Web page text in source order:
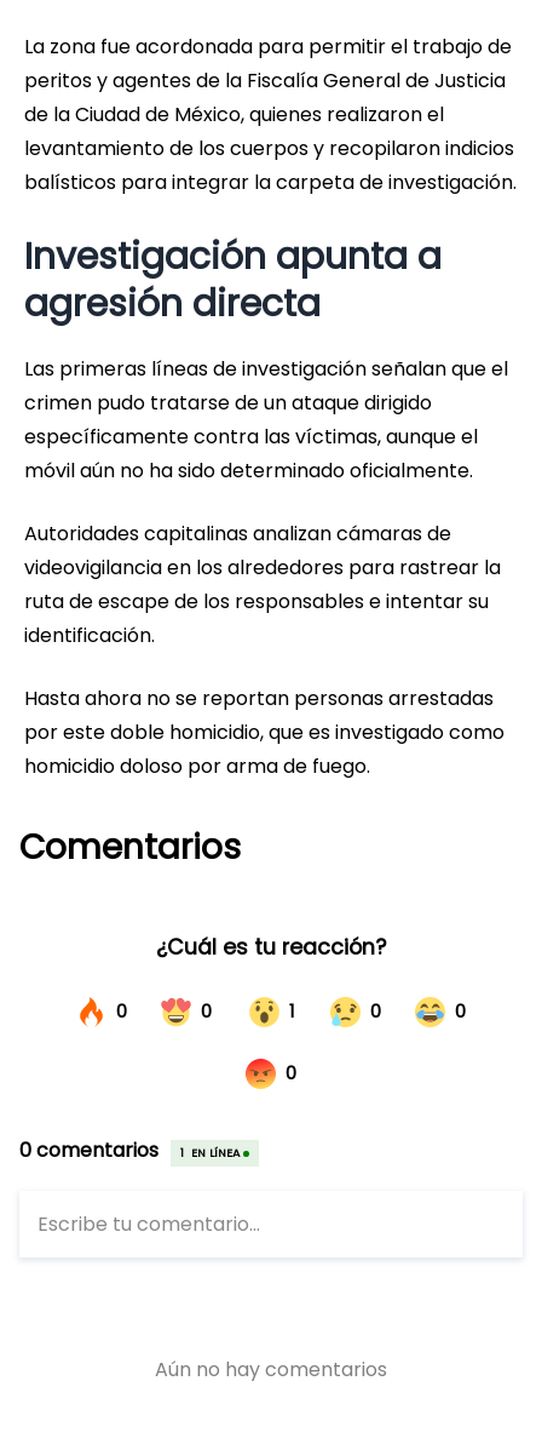
La zona fue acordonada para permitir el trabajo de
peritos y agentes de la Fiscalía General de Justicia
de la Ciudad de México, quienes realizaron el
levantamiento de los cuerpos y recopilaron indicios
balísticos para integrar la carpeta de investigación.
Investigación apunta a
agresión directa
Las primeras líneas de investigación señalan que el
crimen pudo tratarse de un ataque dirigido
específicamente contra las víctimas, aunque el
móvil aún no ha sido determinado oficialmente.
Autoridades capitalinas analizan cámaras de
videovigilancia en los alrededores para rastrear la
ruta de escape de los responsables e intentar su
identificación.
Hasta ahora no se reportan personas arrestadas
por este doble homicidio, que es investigado como
homicidio doloso por arma de fuego.
Comentarios